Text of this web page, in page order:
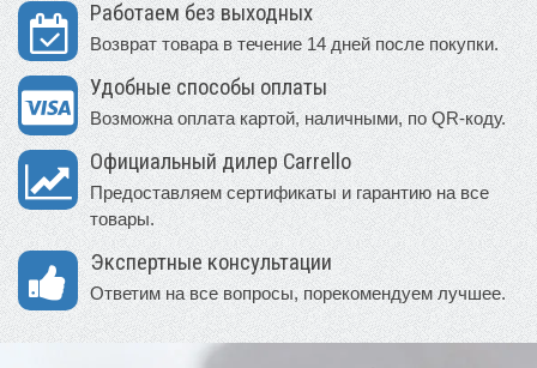
Работаем без выходных
Возврат товара в течение 14 дней после покупки.
Удобные способы оплаты
Возможна оплата картой, наличными, по QR-коду.
Официальный дилер Carrello
Предоставляем сертификаты и гарантию на все
товары.
Экспертные консультации
Ответим на все вопросы, порекомендуем лучшее.